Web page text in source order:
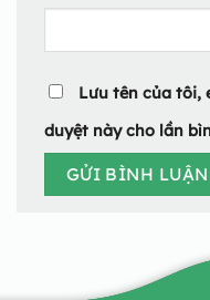
Lưu tên của tôi,
duyệt này cho lần